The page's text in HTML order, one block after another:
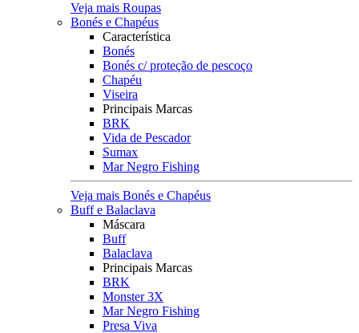
Veja mais Roupas
Bonés e Chapéus
Característica
Bonés
Bonés c/ proteção de pescoço
Chapéu
Viseira
Principais Marcas
BRK
Vida de Pescador
Sumax
Mar Negro Fishing
Veja mais Bonés e Chapéus
Buff e Balaclava
Máscara
Buff
Balaclava
Principais Marcas
BRK
Monster 3X
Mar Negro Fishing
Presa Viva